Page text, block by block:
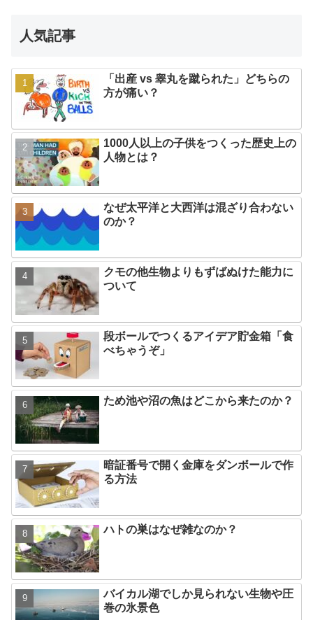
人気記事
「出産 vs 睾丸を蹴られた」どちらの
方が痛い？
1000人以上の子供をつくった歴史上の
人物とは？
なぜ太平洋と大西洋は混ざり合わない
のか？
クモの他生物よりもずばぬけた能力に
ついて
段ボールでつくるアイデア貯金箱「食
べちゃうぞ」
ため池や沼の魚はどこから来たのか？
暗証番号で開く金庫をダンボールで作
る方法
ハトの巣はなぜ雑なのか？
バイカル湖でしか見られない生物や圧
巻の氷景色